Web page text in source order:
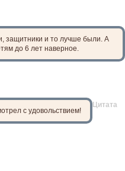
защитники и то лучше были. А
до 6 лет наверное.
с удовольствием!
Цитата